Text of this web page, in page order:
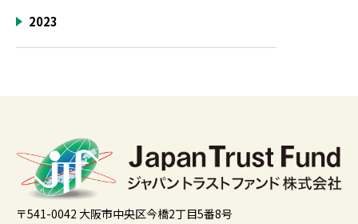
2023
〒541-0042 大阪市中央区今橋2丁目5番8号